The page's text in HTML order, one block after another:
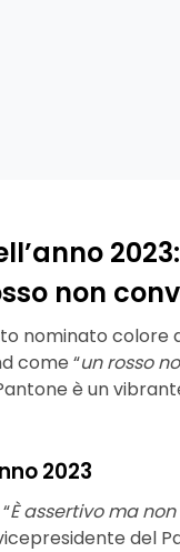
non
nominato colore
come “un rosso
è un
2023
È assertivo ma
del